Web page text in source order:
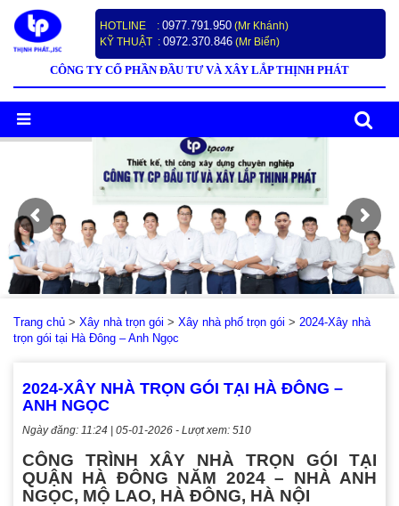
HOTLINE : 0977.791.950 (Mr Khánh)
KỸ THUẬT : 0972.370.846 (Mr Biển)
CÔNG TY CỔ PHẦN ĐẦU TƯ VÀ XÂY LẮP THỊNH PHÁT
Trang chủ > Xây nhà trọn gói > Xây nhà phố trọn gói > 2024-Xây nhà
trọn gói tại Hà Đông – Anh Ngọc
2024-XÂY NHÀ TRỌN GÓI TẠI HÀ ĐÔNG –
ANH NGỌC
Ngày đăng: 11:24 | 05-01-2026 - Lượt xem: 510
CÔNG TRÌNH XÂY NHÀ TRỌN GÓI TẠI
QUẬN HÀ ĐÔNG NĂM 2024 – NHÀ ANH
NGỌC, MỘ LAO, HÀ ĐÔNG, HÀ NỘI